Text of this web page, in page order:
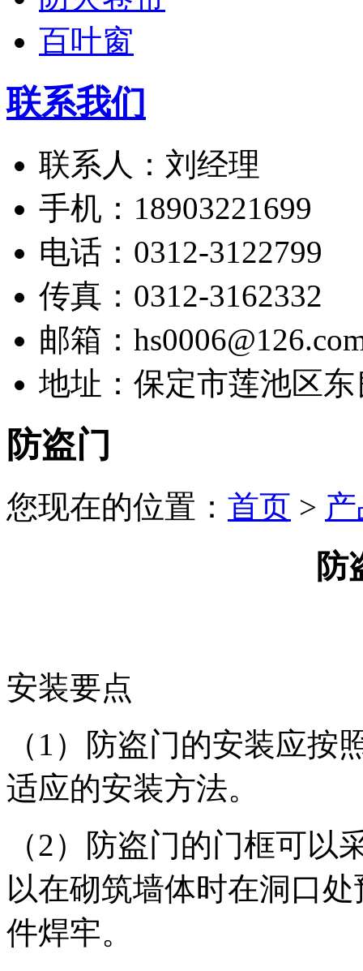
百叶窗
联系我们
联系人：刘经理
手机：18903221699
电话：0312-3122799
传真：0312-3162332
邮箱：
地址：保定市莲池区
防盗门
您现在的位置： 首页 >
防
安装要点
（1）防盗门的安装应
适应的安装方法。
（2）防盗门的门框可
以在砌筑墙体时在洞口
件焊牢。